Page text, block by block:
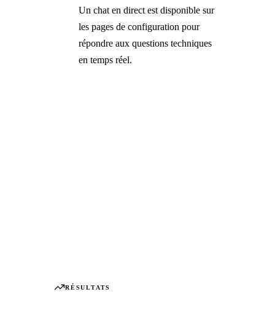
Un chat en direct est disponible sur
les pages de configuration pour
répondre aux questions techniques
en temps réel.
RÉSULTATS